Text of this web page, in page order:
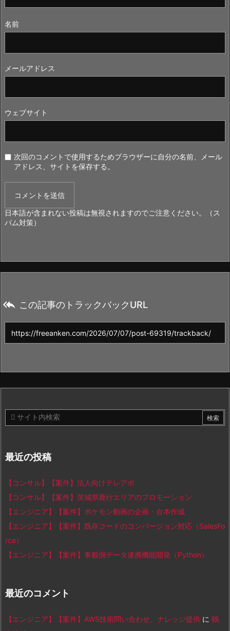
名前
メールアドレス
ウェブサイト
次回のコメントで使用するためブラウザーに自分の名前、メール
アドレス、サイトを保存する。
日本語が含まれない投稿は無視されますのでご注意ください。（ス
パム対策）
 この記事のトラックバックURL
最近の投稿
【コンサル】【案件】法人向けテレアポ
【コンサル】【案件】茨城県鹿行エリアのプロモーション
【エンジニア】【案件】ポケモン動画の企画・台本作成
【エンジニア】【案件】既存コードのコンバージョン対応（SalesFo
rce）
【エンジニア】【案件】車載側データ連携機能開発（Python）
最近のコメント
【エンジニア】【案件】AWS技術問い合わせ、ナレッジ提供 に 鶴